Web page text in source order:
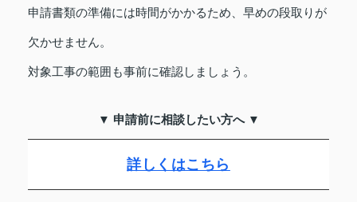
申請書類の準備には時間がかかるため、早めの段取りが
欠かせません。
対象工事の範囲も事前に確認しましょう。
▼ 申請前に相談したい方へ ▼
詳しくはこちら